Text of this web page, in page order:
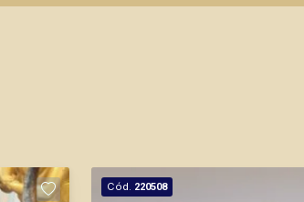
Cód. 220508